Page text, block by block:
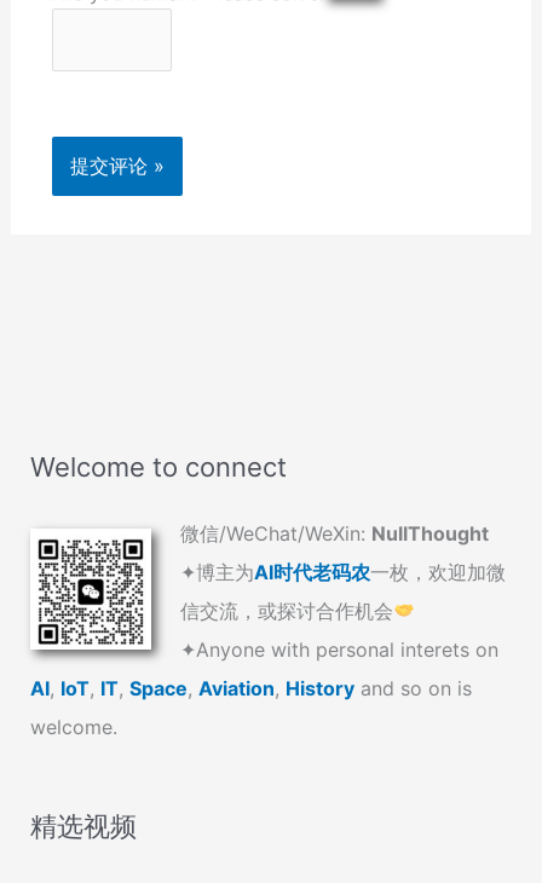
Welcome to connect
微信/WeChat/WeXin: NullThought
✦博主为AI时代老码农一枚，欢迎加微
信交流，或探讨合作机会
✦Anyone with personal interets on
AI, IoT, IT, Space, Aviation, History and so on is
welcome.
精选视频